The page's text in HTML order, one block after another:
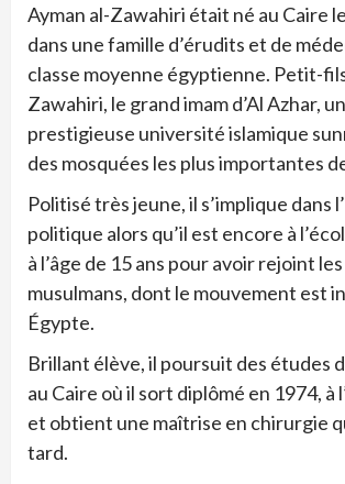
Ayman al-Zawahiri était né au Caire
dans une famille d’érudits et de
classe moyenne égyptienne. Petit-
Zawahiri, le grand imam d’Al Azhar,
prestigieuse université islamique
des mosquées les plus importantes
Politisé très jeune, il s’implique dans
politique alors qu’il est encore à
à l’âge de 15 ans pour avoir rejoint
musulmans, dont le mouvement est
Égypte.
Brillant élève, il poursuit des études
au Caire où il sort diplômé en 1974, à
et obtient une maîtrise en chirurgie
tard.